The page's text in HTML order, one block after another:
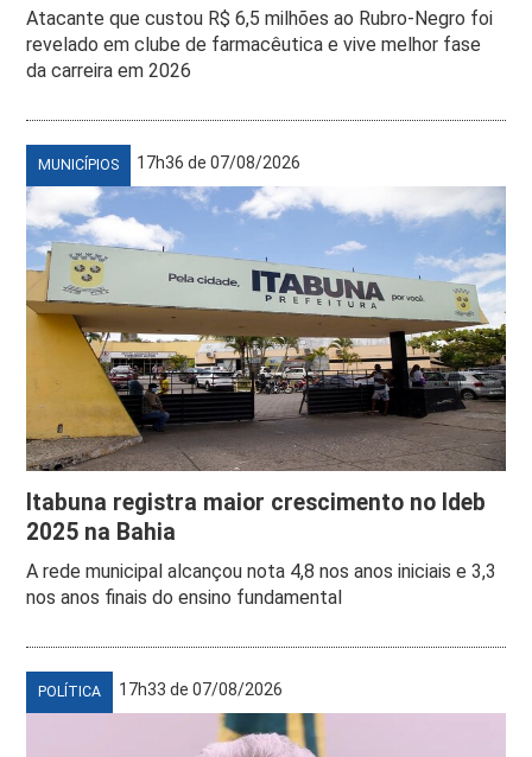
Atacante que custou R$ 6,5 milhões ao Rubro-Negro foi
revelado em clube de farmacêutica e vive melhor fase
da carreira em 2026
MUNICÍPIOS 17h36 de 07/08/2026
Itabuna registra maior crescimento no Ideb
2025 na Bahia
A rede municipal alcançou nota 4,8 nos anos iniciais e 3,3
nos anos finais do ensino fundamental
POLÍTICA 17h33 de 07/08/2026